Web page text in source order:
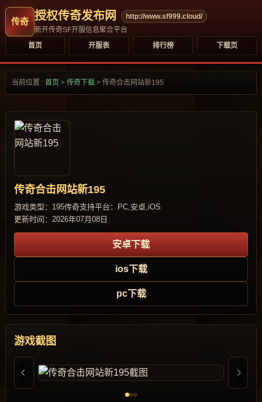
授权传奇发布网
http://www.sf999.cloud/
新开传奇SF开服信息聚合平台
首页
开服表 排行榜 下载页
当前位置 : 首页 > 传奇下载 > 传奇合击网站新195
传奇合击网站新195
游戏类型：195传奇支持平台：PC,安卓,iOS
更新时间：2026年07月08日
安卓下载
ios下载
pc下载
游戏截图